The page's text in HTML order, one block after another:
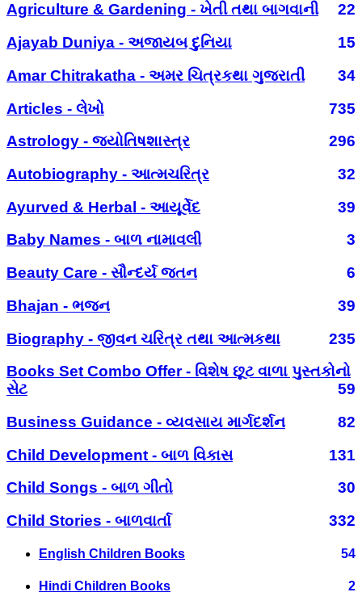
Agriculture & Gardening - ખેતી તથા બાગવાની
22
Ajayab Duniya - અજાયબ દુનિયા
15
Amar Chitrakatha - અમર ચિત્રકથા ગુજરાતી
34
Articles - લેખો
735
Astrology - જ્યોતિષશાસ્ત્ર
296
Autobiography - આત્મચરિત્ર
32
Ayurved & Herbal - આયૂર્વેદ
39
Baby Names - બાળ નામાવલી
3
Beauty Care - સૌન્દર્ય જતન
6
Bhajan - ભજન
39
Biography - જીવન ચરિત્ર તથા આત્મકથા
235
Books Set Combo Offer - વિશેષ છૂટ વાળા પુસ્તકોનો
સેટ
59
Business Guidance - વ્યવસાય માર્ગદર્શન
82
Child Development - બાળ વિકાસ
131
Child Songs - બાળ ગીતો
30
Child Stories - બાળવાર્તા
332
English Children Books 54
Hindi Children Books 2